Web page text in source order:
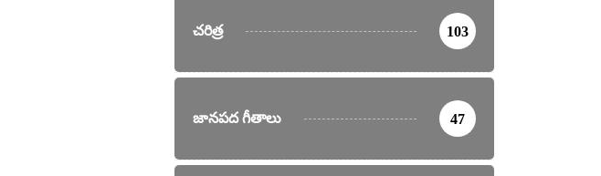
చరిత్ర 103
జానపద గీతాలు 47